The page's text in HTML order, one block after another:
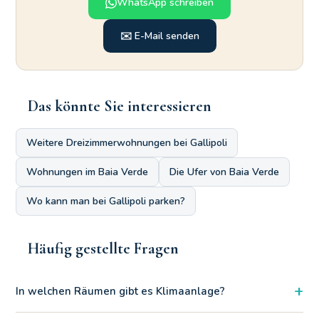
✉️ E-Mail senden
Das könnte Sie interessieren
Weitere Dreizimmerwohnungen bei Gallipoli
Wohnungen im Baia Verde Die Ufer von Baia Verde
Wo kann man bei Gallipoli parken?
Häufig gestellte Fragen
In welchen Räumen gibt es Klimaanlage? +